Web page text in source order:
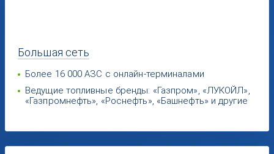
Большая сеть
Более 16 000 АЗС с онлайн-терминалами
Ведущие топливные бренды: «Газпром», «ЛУКОЙЛ»,
«Газпромнефть», «Роснефть», «Башнефть» и другие